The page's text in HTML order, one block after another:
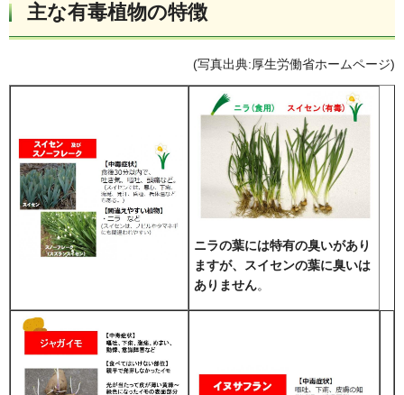
主な有毒植物の特徴
(写真出典:厚生労働省ホームページ)
ニラの葉には特有の臭いがあり
ますが、スイセンの葉に臭いは
ありません。